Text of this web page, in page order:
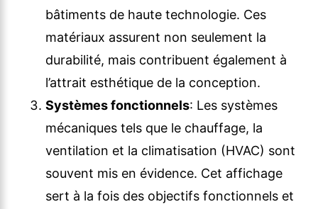
bâtiments de haute technologie. Ces
matériaux assurent non seulement la
durabilité, mais contribuent également à
l’attrait esthétique de la conception.
Systèmes fonctionnels: Les systèmes
mécaniques tels que le chauffage, la
ventilation et la climatisation (HVAC) sont
souvent mis en évidence. Cet affichage
sert à la fois des objectifs fonctionnels et